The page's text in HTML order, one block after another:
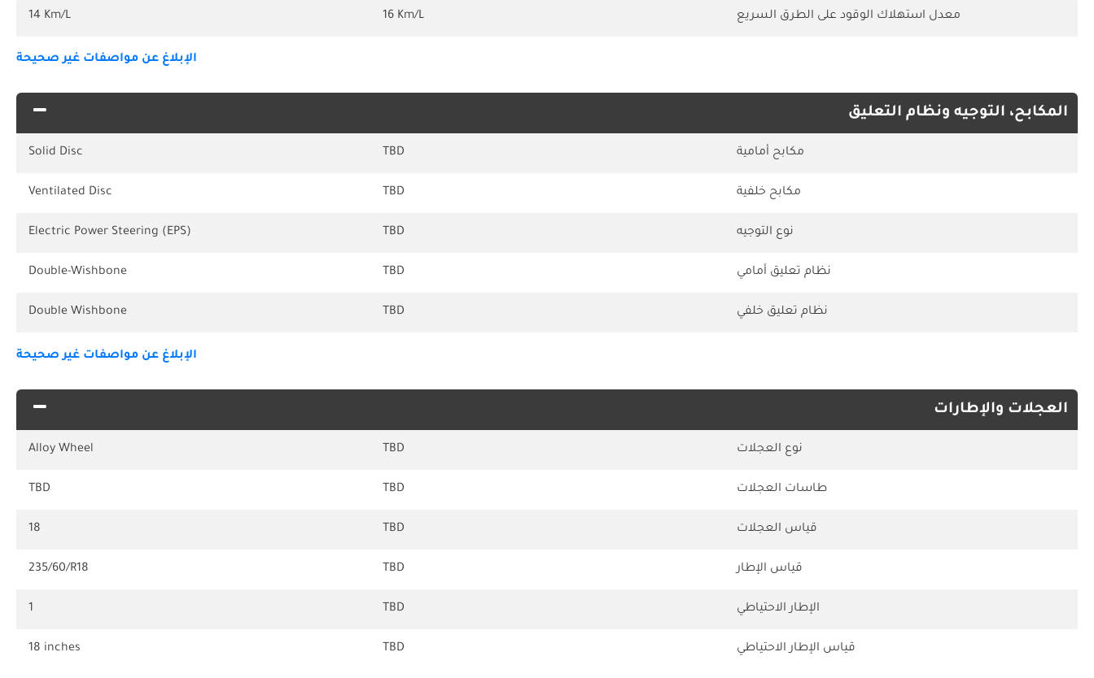
معدل استهلاك الوقود على الطرق السريع 16 Km/L
14 Km/L
الإبلاغ عن مواصفات غير صحيحة
المكابح، التوجيه ونظام التعليق
مكابح أمامية TBD
Solid Disc
مكابح خلفية TBD
Ventilated Disc
نوع التوجيه TBD
Electric Power Steering (EPS)
نظام تعليق أمامي TBD
Double-Wishbone
نظام تعليق خلفي TBD
Double Wishbone
الإبلاغ عن مواصفات غير صحيحة
العجلات والإطارات
نوع العجلات TBD
Alloy Wheel
طاسات العجلات TBD
TBD
قياس العجلات TBD
18
قياس الإطار TBD
235/60/R18
الإطار الاحتياطي TBD
1
قياس الإطار الاحتياطي TBD
18 inches